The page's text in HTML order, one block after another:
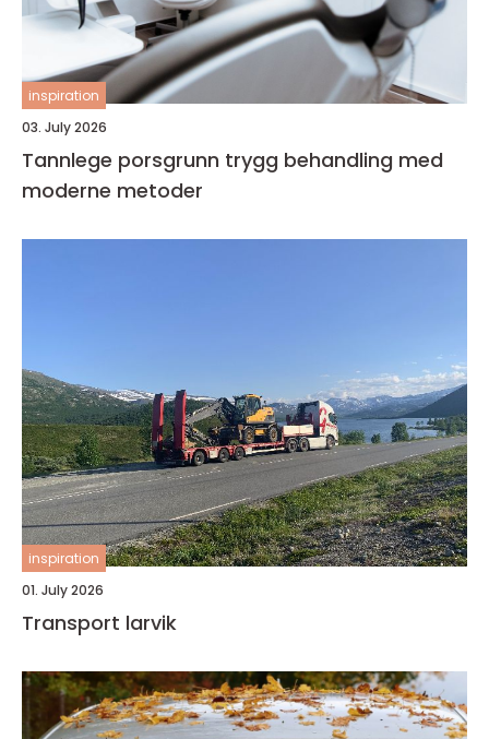
inspiration
03. July 2026
Tannlege porsgrunn trygg behandling med
moderne metoder
inspiration
01. July 2026
Transport larvik